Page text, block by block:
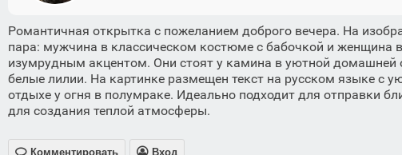
Романтичная открытка с пожеланием доброго вечера. На
пара: мужчина в классическом костюме с бабочкой и женщина
изумрудным акцентом. Они стоят у камина в уютной
белые лилии. На картинке размещен текст на русском языке с
отдыхе у огня в полумраке. Идеально подходит для отправки
для создания теплой атмосферы.
 Комментировать  Вход